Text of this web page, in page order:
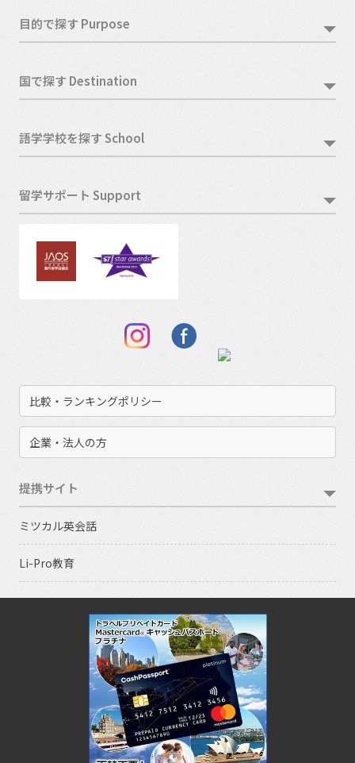
目的で探す Purpose
国で探す Destination
語学学校を探す School
留学サポート Support
比較・ランキングポリシー
企業・法人の方
提携サイト
ミツカル英会話
Li-Pro教育